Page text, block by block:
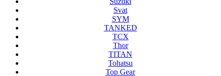
Svat
SYM
TANKED
TCX
Thor
TITAN
Tohatsu
Top Gear